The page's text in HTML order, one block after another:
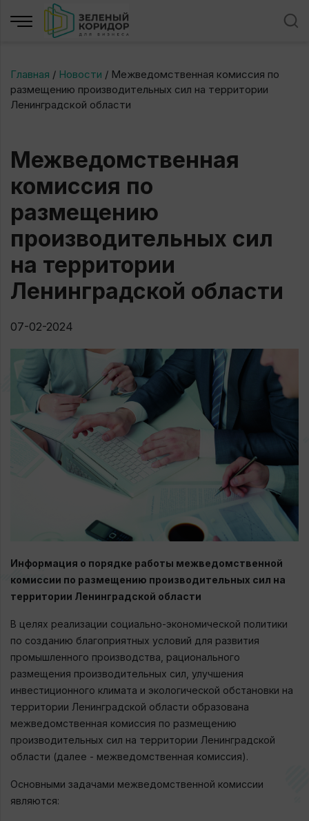
Главная / Новости / Межведомственная комиссия по
размещению производительных сил на территории
Ленинградской области
Межведомственная
комиссия по
размещению
производительных сил
на территории
Ленинградской области
07-02-2024
Информация о порядке работы межведомственной
комиссии по размещению производительных сил на
территории Ленинградской области
В целях реализации социально-экономической политики
по созданию благоприятных условий для развития
промышленного производства, рационального
размещения производительных сил, улучшения
инвестиционного климата и экологической обстановки на
территории Ленинградской области образована
межведомственная комиссия по размещению
производительных сил на территории Ленинградской
области (далее - межведомственная комиссия).
Основными задачами межведомственной комиссии
являются: